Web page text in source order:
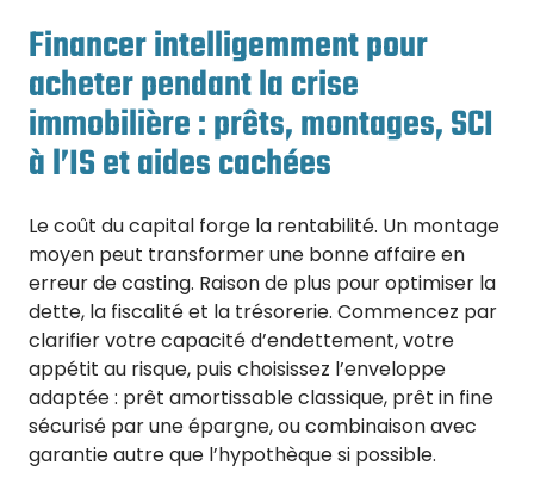
Financer intelligemment pour
acheter pendant la crise
immobilière : prêts, montages, SCI
à l’IS et aides cachées
Le coût du capital forge la rentabilité. Un montage
moyen peut transformer une bonne affaire en
erreur de casting. Raison de plus pour optimiser la
dette, la fiscalité et la trésorerie. Commencez par
clarifier votre capacité d’endettement, votre
appétit au risque, puis choisissez l’enveloppe
adaptée : prêt amortissable classique, prêt in fine
sécurisé par une épargne, ou combinaison avec
garantie autre que l’hypothèque si possible.